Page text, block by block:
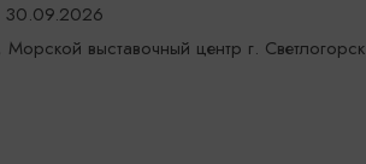
выставочный центр г. Светлогорск